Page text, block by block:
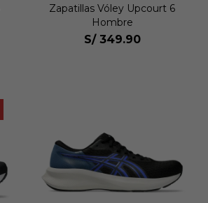
Zapatillas Vóley Upcourt 6
Hombre
S/ 349.90